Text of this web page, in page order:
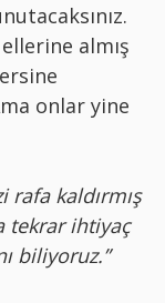
almış
onlar yine
kaldırmış
tekrar ihtiyaç
biliyoruz.”